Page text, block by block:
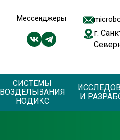
Мессенджеры
г.
СИСТЕМЫ
ВОЗДЕЛЫВАНИЯ
НОДИКС
И